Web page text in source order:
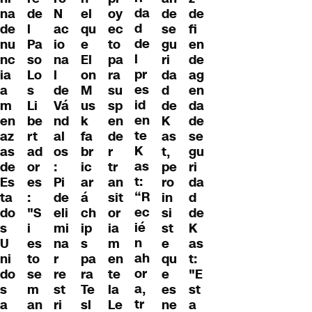
na
de
nu
nc
ia
a
m
en
az
as
de
Es
ta
do
s
U
ni
do
s
a
de
l
Pa
so
Lo
s
Li
be
rt
ad
or
es
:
"S
i
es
to
se
m
an
N
ac
io
na
l
de
Vá
nd
al
os
:
Pi
de
eli
mi
na
r
re
st
ri
el
qu
e
El
on
M
us
k
fa
br
ic
ar
á
ch
ip
s
pa
ra
Te
sl
oy
ec
to
pa
ra
su
sp
en
de
r
tr
an
sit
or
ia
m
en
te
la
Le
da
d
de
l
pr
es
id
en
te
K
as
t:
“R
ec
ié
n
ah
or
a,
tr
de
se
gu
ri
da
d
de
K
as
t,
pe
ro
in
si
st
e
qu
e
es
ne
de
fi
en
de
ag
en
da
de
se
gu
ri
da
d
de
K
as
t:
"E
st
a